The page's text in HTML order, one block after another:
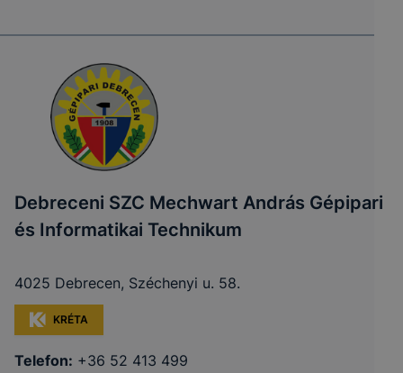
Debreceni SZC Mechwart András Gépipari
és Informatikai Technikum
4025 Debrecen, Széchenyi u. 58.
KRÉTA
Telefon: +36 52 413 499